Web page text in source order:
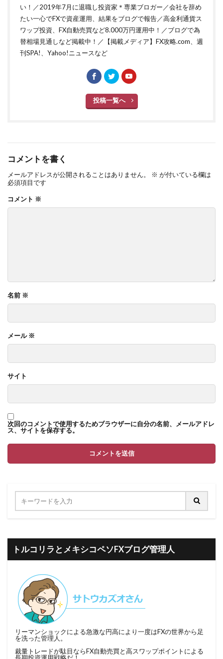
い！／2019年7月に退職し投資家＊専業ブロガー／会社を辞め
たい一心でFXで資産運用、結果をブログで報告／高金利通貨ス
ワップ投資、FX自動売買など8.000万円運用中！／ブログで為
替相場見通しなど掲載中！／【掲載メディア】FX攻略.com、週
刊SPA!、Yahoo!ニュースなど
投稿一覧へ
コメントを書く
メールアドレスが公開されることはありません。 ※ が付いている欄は
必須項目です
コメント ※
名前 ※
メール ※
サイト
次回のコメントで使用するためブラウザーに自分の名前、メールアドレ
ス、サイトを保存する。
トルコリラとメキシコペソFXブログ管理人
リーマンショックによる急激な円高により一度はFXの世界から足
を洗った管理人。
裁量トレードが駄目ならFX自動売買と高スワップポイントによる